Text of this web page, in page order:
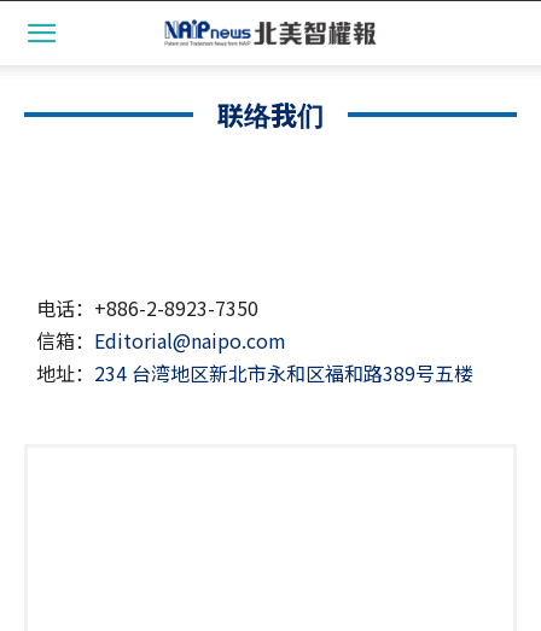
联络我们
电话： +886-2-8923-7350
信箱： Editorial@naipo.com
地址： 234 台湾地区新北市永和区福和路389号五楼